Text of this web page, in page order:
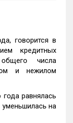
говорится в
кредитных
числа
и нежилом
равнялась
на